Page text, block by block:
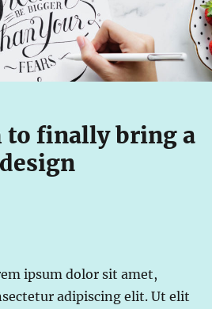
to finally bring a
ipsum dolor sit amet,
adipiscing elit. Ut elit